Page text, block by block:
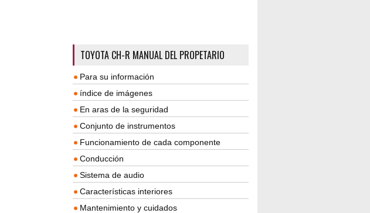
TOYOTA CH-R MANUAL DEL PROPETARIO
Para su información
índice de imágenes
En aras de la seguridad
Conjunto de instrumentos
Funcionamiento de cada componente
Conducción
Sistema de audio
Características interiores
Mantenimiento y cuidados